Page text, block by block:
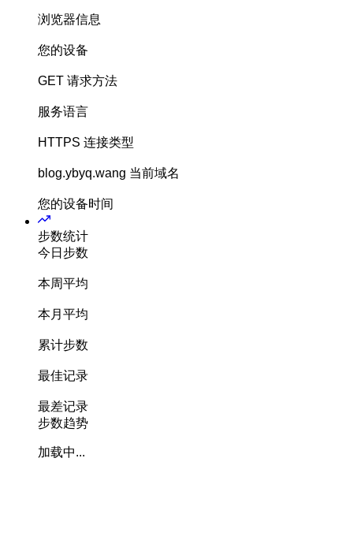
浏览器信息
您的设备
GET 请求方法
服务语言
HTTPS 连接类型
blog.ybyq.wang 当前域名
您的设备时间
步数统计
今日步数
本周平均
本月平均
累计步数
最佳记录
最差记录
步数趋势
加载中...